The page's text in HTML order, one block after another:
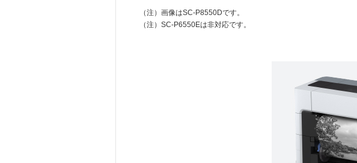
（注） 画像はSC-P8550Dです。
（注） SC-P6550Eは非対応です。